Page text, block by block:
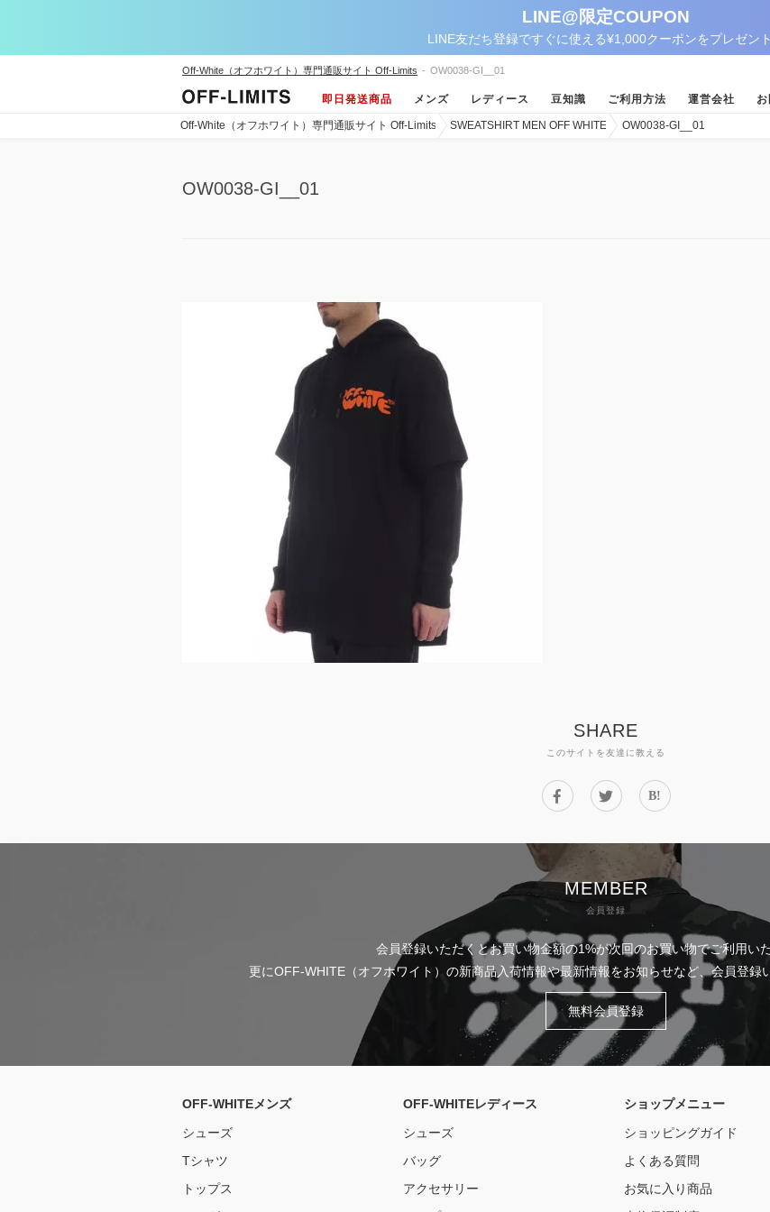
LINE@限定COUPON
LINE友だち登録ですぐに使える¥1,000クーポンをプレゼント
Off-White（オフホワイト）専門通販サイト Off-Limits - OW0038-GI__01
即日発送商品 メンズ レディース 豆知識 ご利用方法 運営会社
Off-White（オフホワイト）専門通販サイト Off-Limits SWEATSHIRT MEN OFF WHITE OW0038-GI__01
OW0038-GI__01
SHARE
このサイトを友達に教える
B!
MEMBER
会員登録
会員登録いただくとお買い物金額の1%が次回のお買い物でご利用い
更にOFF-WHITE（オフホワイト）の新商品入荷情報や最新情報をお知らせなど、会員登録
無料会員登録
OFF-WHITEメンズ
シューズ
Tシャツ
トップス
OFF-WHITEレディース
シューズ
バッグ
アクセサリー
ショップメニュー
ショッピングガイド
よくある質問
お気に入り商品